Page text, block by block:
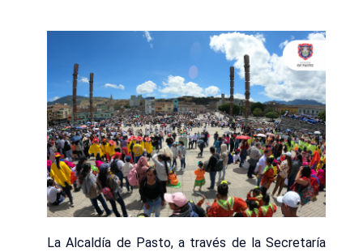
La Alcaldía de Pasto, a través de la Secretaría